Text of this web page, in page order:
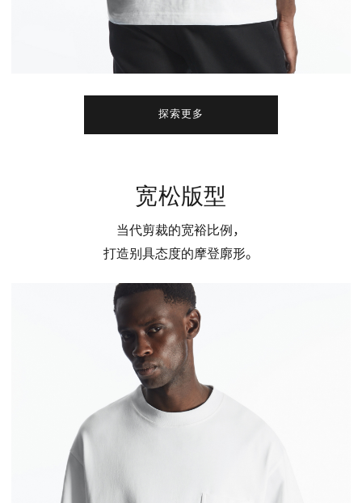
探索更多
宽松版型
当代剪裁的宽裕比例，
打造别具态度的摩登廓形。